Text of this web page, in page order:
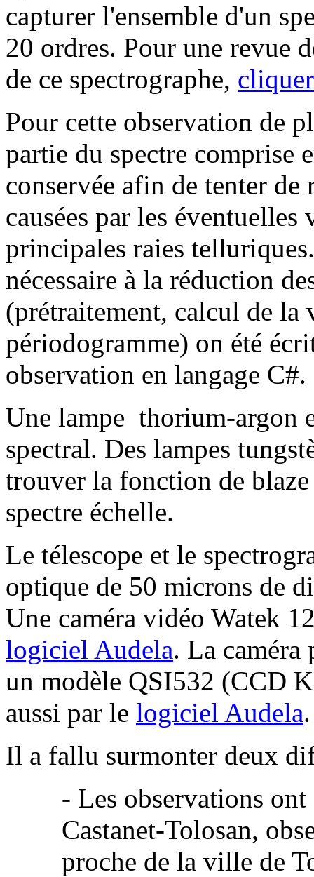
capturer l'ensemble d'un
20 ordres. Pour une revue
de ce spectrographe,
Pour cette observation de
partie du spectre comprise
conservée afin de tenter de
causées par les
principales raies
nécessaire à la réduction
(prétraitement, calcul de la
périodogramme) on été
observation en langage C#.
Une lampe thorium-argon
spectral. Des lampes
trouver la fonction de
spectre échelle.
Le télescope et le
optique de 50 microns de
Une caméra vidéo Watek
logiciel Audela. La caméra
un modèle QSI532 (CCD
aussi par le logiciel Audela.
Il a fallu surmonter deux
- Les observations
Castanet-Tolosan,
proche de la ville de